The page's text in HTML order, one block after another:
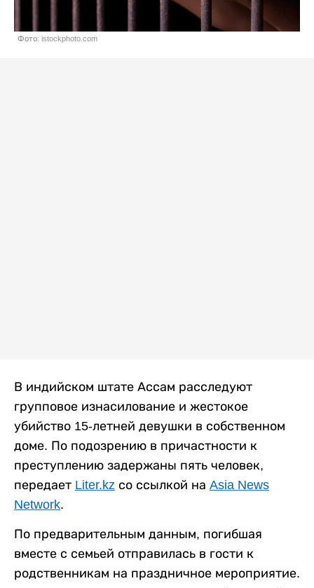
Фото: istockphoto.com
В индийском штате Ассам расследуют
групповое изнасилование и жестокое
убийство 15-летней девушки в собственном
доме. По подозрению в причастности к
преступлению задержаны пять человек,
передает Liter.kz со ссылкой на Asia News
Network.
По предварительным данным, погибшая
вместе с семьей отправилась в гости к
родственникам на праздничное мероприятие.